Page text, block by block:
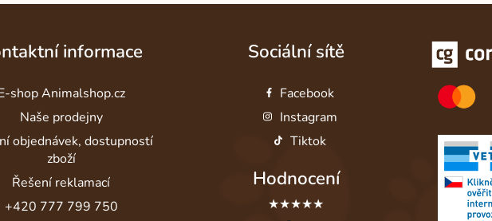
informace
shop Animalshop.cz
Naše prodejny
objednávek, dostupností
zboží
Řešení reklamací
+420 777 799 750
Sociální sítě
Facebook
Instagram
Tiktok
Hodnocení
★★★★★